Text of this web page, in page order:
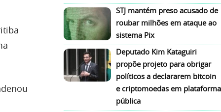
STJ mantém preso acusado de
roubar milhões em ataque ao
sistema Pix
Deputado Kim Kataguiri
propõe projeto para obrigar
políticos a declararem bitcoin
e criptomoedas em plataforma
pública